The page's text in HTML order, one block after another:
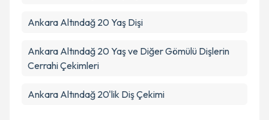
Ankara Altındağ 20 Yaş Dişi
Ankara Altındağ 20 Yaş ve Diğer Gömülü Dişlerin
Cerrahi Çekimleri
Ankara Altındağ 20'lik Diş Çekimi